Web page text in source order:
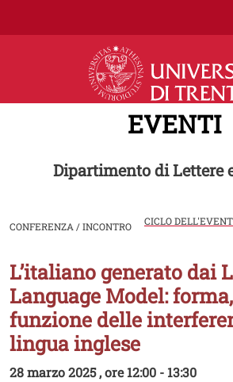
Salta al
EVENTI
Dipartimento di Lettere
CONFERENZA / INCONTRO CICLO
Image
L’italiano generato dai
Language Model:
funzione delle
lingua inglese
28 marzo 2025 , ore 12:00 - 13:30